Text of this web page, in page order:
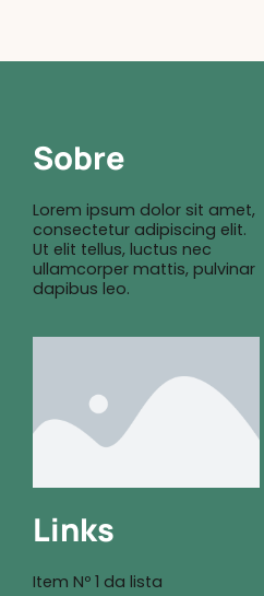
Sobre
Lorem ipsum dolor sit amet,
consectetur adipiscing elit.
Ut elit tellus, luctus nec
ullamcorper mattis, pulvinar
dapibus leo.
Links
Item Nº 1 da lista